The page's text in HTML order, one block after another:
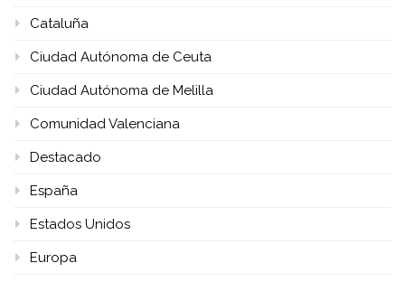
Cataluña
Ciudad Autónoma de Ceuta
Ciudad Autónoma de Melilla
Comunidad Valenciana
Destacado
España
Estados Unidos
Europa